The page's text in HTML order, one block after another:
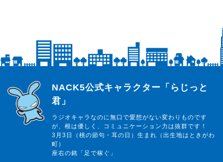
らじっと君
NACK5公式キャラクター「らじっと
君」
ラジオキャラなのに無口で愛想がない変わりものです
が、根は優しく、コミュニケーション力は抜群です！
3月3日（桃の節句・耳の日）生まれ（出生地はときがわ
町）
座右の銘「足で稼ぐ」